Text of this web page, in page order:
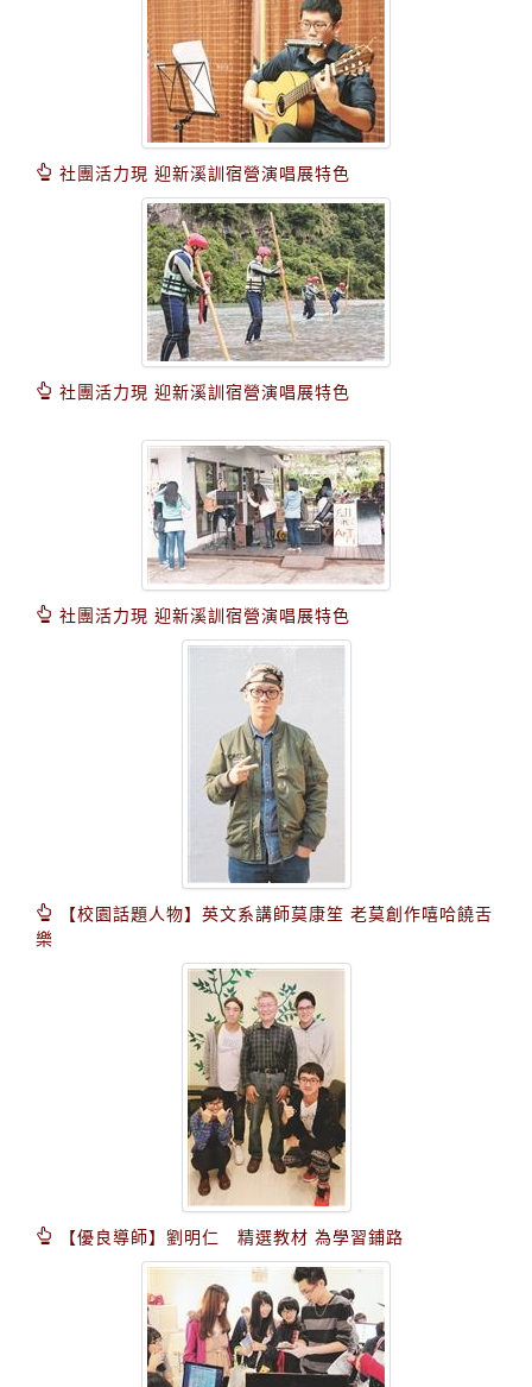
社團活力現 迎新溪訓宿營演唱展特色
社團活力現 迎新溪訓宿營演唱展特色
社團活力現 迎新溪訓宿營演唱展特色
【校園話題人物】英文系講師莫康笙 老莫創作嘻哈饒舌
樂
【優良導師】劉明仁 精選教材 為學習鋪路